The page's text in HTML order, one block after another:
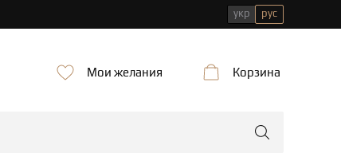
укр рус
Мои желания Корзина